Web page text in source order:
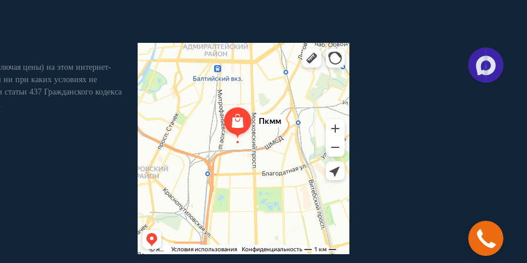
цены) на этом интернет-
ни при каких условиях не
437 Гражданского кодекса